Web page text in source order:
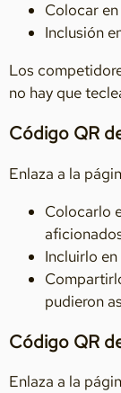
Colocar
Inclusión
Los
no hay que
Código QR
Enlaza a la
Colocarlo
Incluirlo
pudieron
Código QR
Enlaza a la